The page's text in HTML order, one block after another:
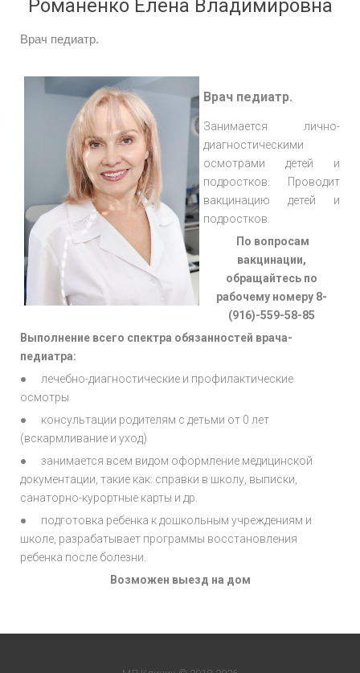
Романенко Елена Владимировна
Врач педиатр.
Врач педиатр.
Занимается лично-
диагностическими
осмотрами детей и
подростков. Проводит
вакцинацию детей и
подростков.
По вопросам
вакцинации,
обращайтесь по
рабочему номеру 8-
(916)-559-58-85
Выполнение всего спектра обязанностей врача-
педиатра:
● лечебно-диагностические и профилактические
осмотры
● консультации родителям с детьми от 0 лет
(вскармливание и уход)
● занимается всем видом оформление медицинской
документации, такие как: справки в школу, выписки,
санаторно-курортные карты и др.
● подготовка ребенка к дошкольным учреждениям и
школе, разрабатывает программы восстановления
ребенка после болезни.
Возможен выезд на дом